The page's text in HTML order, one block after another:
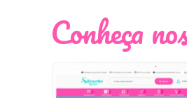
Conheça